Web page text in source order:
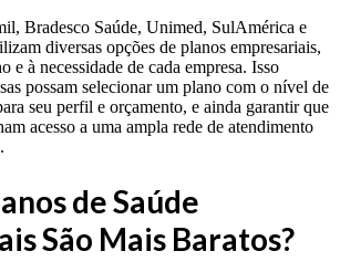
Bradesco Saúde, Unimed, SulAmérica e
diversas opções de planos empresariais,
e à necessidade de cada empresa. Isso
possam selecionar um plano com o nível de
seu perfil e orçamento, e ainda garantir que
acesso a uma ampla rede de atendimento
de Saúde
São Mais Baratos?